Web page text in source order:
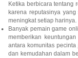
Ketika berbicara tentang
karena reputasinya
meningkat setiap harinya.
Banyak pemain game
memberikan
antara komunitas
dan kemudahan dalam